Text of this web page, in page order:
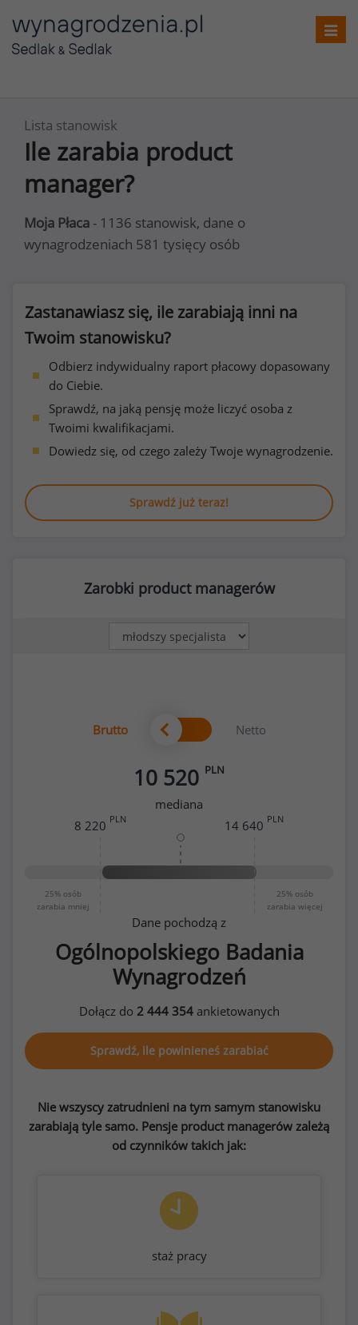
Lista stanowisk
Ile zarabia product
manager?
Moja Płaca - 1136 stanowisk, dane o
wynagrodzeniach 581 tysięcy osób
Zastanawiasz się, ile zarabiają inni na
Twoim stanowisku?
Odbierz indywidualny raport płacowy dopasowany
do Ciebie.
Sprawdź, na jaką pensję może liczyć osoba z
Twoimi kwalifikacjami.
Dowiedz się, od czego zależy Twoje wynagrodzenie.
Sprawdź już teraz!
Zarobki product managerów
Brutto Netto
10 520 PLN
mediana
25% osób
zarabia mniej
25% osób
zarabia więcej
8 220 PLN 14 640 PLN
Dane pochodzą z
Ogólnopolskiego Badania
Wynagrodzeń
Dołącz do 2 444 354ankietowanych
Sprawdź, ile powinieneś zarabiać
Nie wszyscy zatrudnieni na tym samym stanowisku
zarabiają tyle samo. Pensje product managerów zależą
od czynników takich jak:
staż pracy